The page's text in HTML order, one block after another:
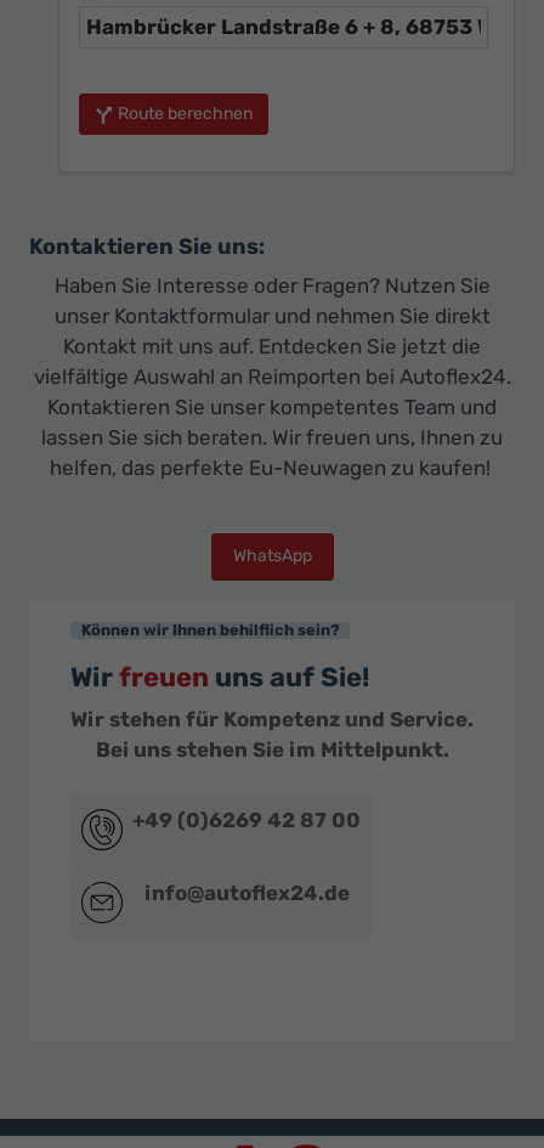
Route berechnen
Kontaktieren Sie uns:
Haben Sie Interesse oder Fragen? Nutzen Sie
unser Kontaktformular und nehmen Sie direkt
Kontakt mit uns auf. Entdecken Sie jetzt die
vielfältige Auswahl an Reimporten bei Autoflex24.
Kontaktieren Sie unser kompetentes Team und
lassen Sie sich beraten. Wir freuen uns, Ihnen zu
helfen, das perfekte Eu-Neuwagen zu kaufen!
WhatsApp
Können wir Ihnen behilflich sein?
Wirfreuen uns auf Sie!
Wir stehen für Kompetenz und Service.
Bei uns stehen Sie im Mittelpunkt.
+49 (0)6269 42 87 00
info@autoflex24.de